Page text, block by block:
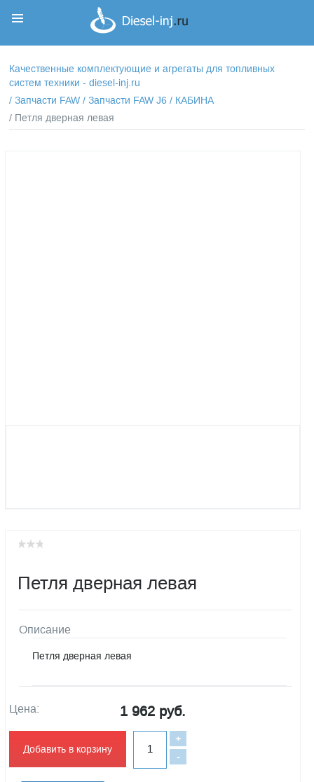
Качественные комплектующие и агрегаты для топливных
систем техники - diesel-inj.ru
/Запчасти FAW /Запчасти FAW J6 / КАБИНА
/ Петля дверная левая
Петля дверная левая
Описание
Петля дверная левая
Цена: 1 962 руб.
Добавить в корзину
-
+